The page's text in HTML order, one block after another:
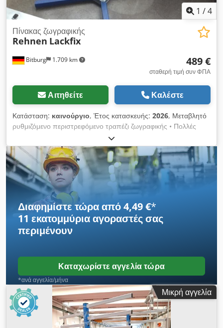
1 /4
Bitburg 1.709 km
Πίνακας ζωγραφικής
Rehnen Lackfix
489 €
σταθερή τιμή συν ΦΠΑ
Αιτηθείτε Καλέστε
Κατάσταση: καινούργιο, Έτος κατασκευής: 2026, Μεταβλητό
ρυθμιζόμενο περιστρεφόμενο τραπέζι ζωγραφικής • Πολλές
επιλογές ρύθμισης για μικρά και μεγάλα τεμάχια εργασίας •
Σταθερά • Από ένα άτομο στη λαβή, άκαμπτοι βραχίονες και
ρυθμιζόμενοι περιστρεφόμενοι βραχίονες • Ρυθμιζόμενο ύψος
Τεχνικά χαρακτηριστικά: Μήκος: 1850 mm Πλάτος: 800 mm
Ύψος: 1000-1300 mm Χωρητικότητα: 300 kg Θέση: Από το
ράφι Bitburg Κορυφαία προϊόντα σε εξαιρετικές τιμές
Μπορούμε να κάνουμε αποστολή μέσω της UPS.
Dkedpfsbzmafjx Amyjr
Διαφημίστε τώρα από 4,49 €*
11 εκατομμύρια αγοραστέςσας
περιμένουν
Καταχωρίστε αγγελία τώρα
*ανά αγγελία/μήνα
Μικρή αγγελία